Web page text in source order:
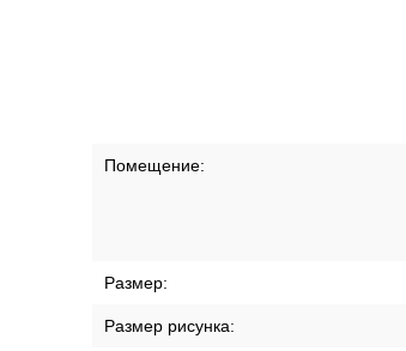
Помещение:
Размер:
Размер рисунка: